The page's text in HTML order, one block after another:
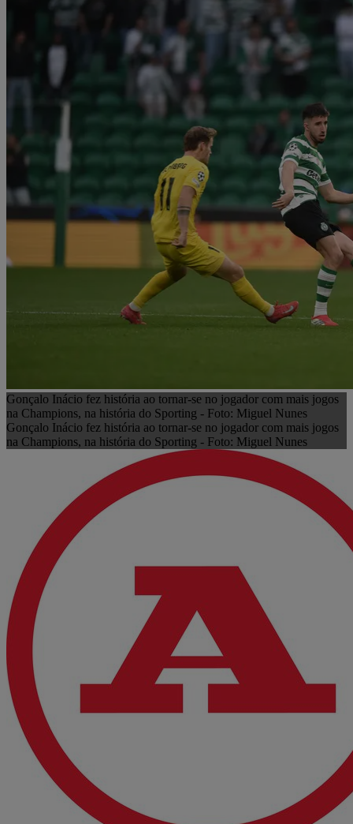
Gonçalo Inácio fez história ao tornar-se no jogador com mais jogos
na Champions, na história do Sporting - Foto: Miguel Nunes
Gonçalo Inácio fez história ao tornar-se no jogador com mais jogos
na Champions, na história do Sporting - Foto: Miguel Nunes